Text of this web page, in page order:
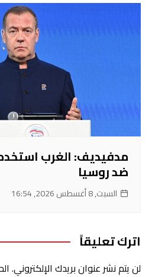
مدفيديف: الغرب
ضد روسيا
السبت, 8 أغسطس 2026, 16:54
اترك تعليقاً
لن يتم نشر عنوان بريدك الإلكتروني.